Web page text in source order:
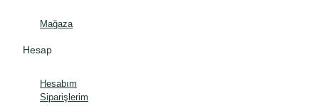
Mağaza
Hesap
Hesabım
Siparişlerim